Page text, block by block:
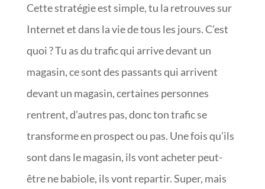
Cette stratégie est simple, tu la retrouves sur
Internet et dans la vie de tous les jours. C’est
quoi ? Tu as du trafic qui arrive devant un
magasin, ce sont des passants qui arrivent
devant un magasin, certaines personnes
rentrent, d’autres pas, donc ton trafic se
transforme en prospect ou pas. Une fois qu’ils
sont dans le magasin, ils vont acheter peut-
être ne babiole, ils vont repartir. Super, mais